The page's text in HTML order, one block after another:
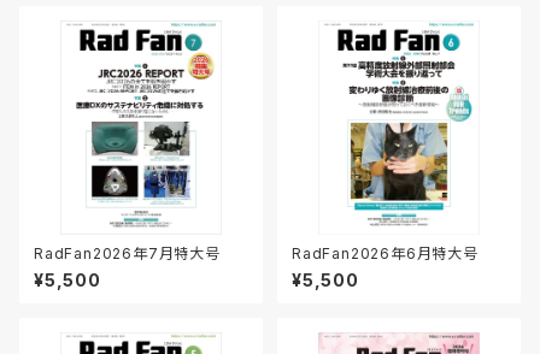
RadFan2026年7月特大号
¥5,500
RadFan2026年6月特大号
¥5,500